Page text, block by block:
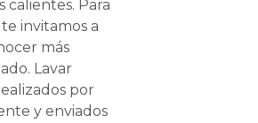
calientes. Para
invitamos a
más
Lavar
por
y enviados